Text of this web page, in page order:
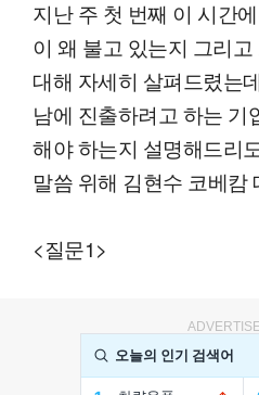
지난 주 첫 번째 이 시간
이 왜 불고 있는지 그리
대해 자세히 살펴드렸는
남에 진출하려고 하는 기
해야 하는지 설명해드리
말씀 위해 김현수 코베캄
<질문1>